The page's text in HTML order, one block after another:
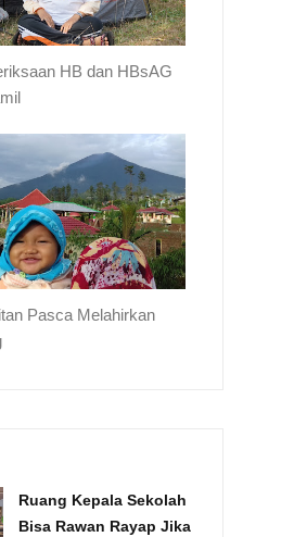
HB dan HBsAG
Pasca Melahirkan
Ruang Kepala Sekolah
Bisa Rawan Rayap Jika